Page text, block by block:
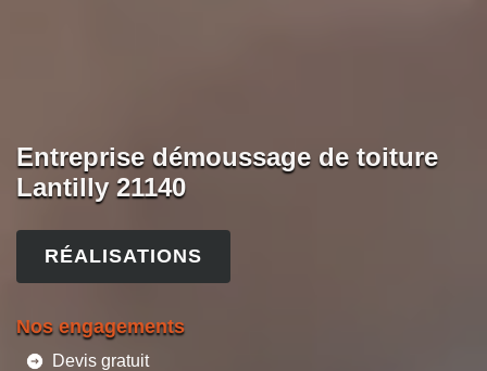
Entreprise démoussage de toiture
Lantilly 21140
RÉALISATIONS
Nos engagements
Devis gratuit